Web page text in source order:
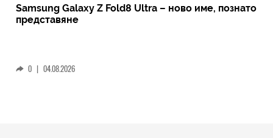
Samsung Galaxy Z Fold8 Ultra – ново име, познато
представяне
0 | 04.08.2026